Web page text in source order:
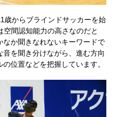
歳からブラインドサッカーを始
間認知能力の高さなのだと
か聞きなれないキーワードで
を聞き分けながら、進む方向
位置などを把握しています。